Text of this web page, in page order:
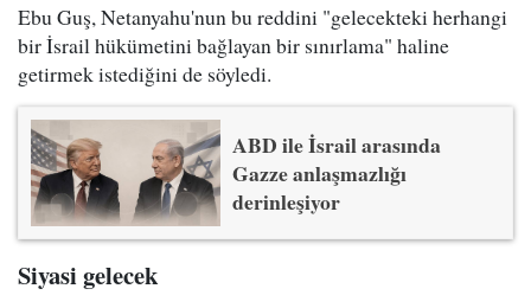
Ebu Guş, Netanyahu'nun bu reddini "gelecekteki herhangi
bir İsrail hükümetini bağlayan bir sınırlama" haline
getirmek istediğini de söyledi.
ABD ile İsrail arasında
Gazze anlaşmazlığı
derinleşiyor
Siyasi gelecek